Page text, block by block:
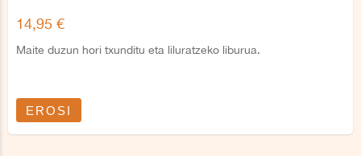
14,95 €
Maite duzun hori txunditu eta liluratzeko liburua.
EROSI